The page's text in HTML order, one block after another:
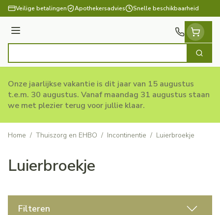
Ga naar de inhoud
Veilige betalingen Apothekersadvies Snelle beschikbaarheid
Menu
Zoek
Onze jaarlijkse vakantie is dit jaar van 15 augustus
t.e.m. 30 augustus. Vanaf maandag 31 augustus staan
we met plezier terug voor jullie klaar.
Home / Thuiszorg en EHBO / Incontinentie / Luierbroekje
Luierbroekje
Filteren